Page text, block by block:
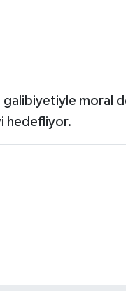
galibiyetiyle moral
hedefliyor.